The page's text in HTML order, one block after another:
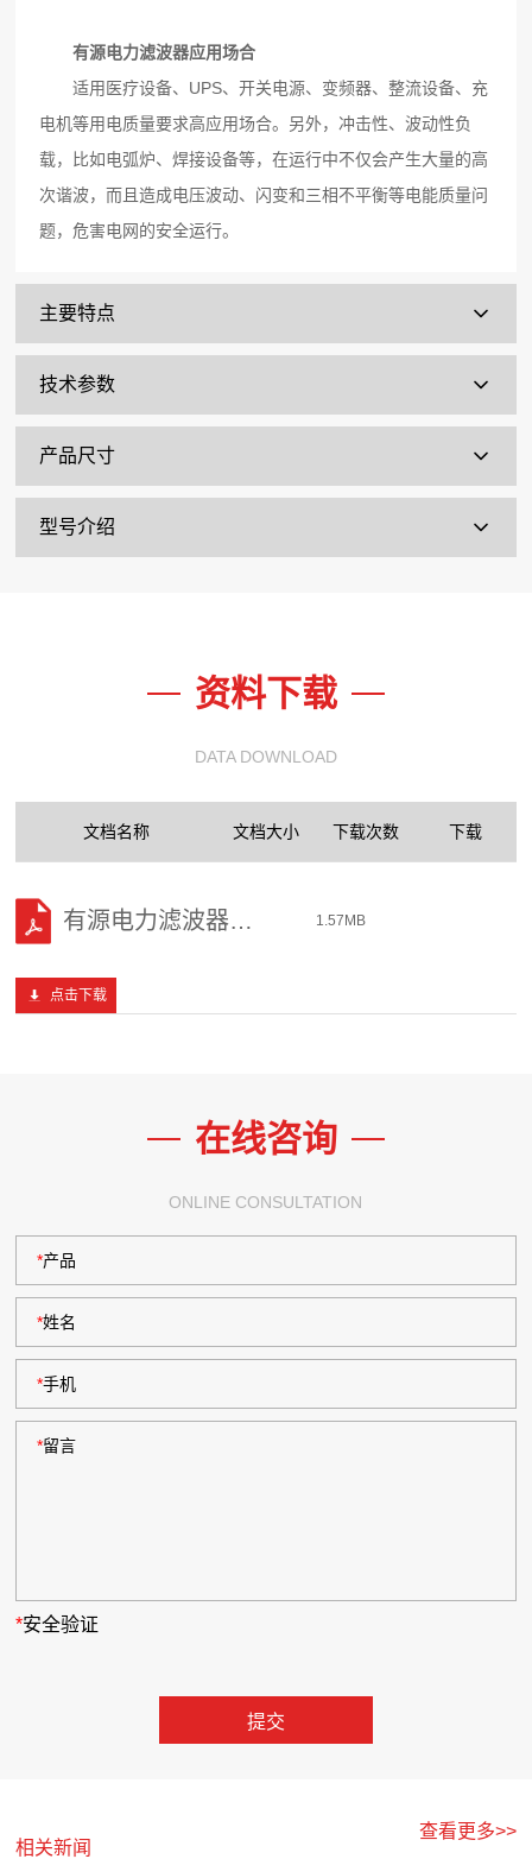
有源电力滤波器应用场合
适用医疗设备、UPS、开关电源、变频器、整流设备、充
电机等用电质量要求高应用场合。另外，冲击性、波动性负
载，比如电弧炉、焊接设备等，在运行中不仅会产生大量的高
次谐波，而且造成电压波动、闪变和三相不平衡等电能质量问
题，危害电网的安全运行。
主要特点
技术参数
产品尺寸
型号介绍
资料下载
DATA DOWNLOAD
文档名称 文档大小 下载次数 下载
有源电力滤波器
PQ8-常规型
1.57MB
点击下载
在线咨询
ONLINE CONSULTATION
*产品
*姓名
*手机
*留言
*安全验证
相关新闻
查看更多>>